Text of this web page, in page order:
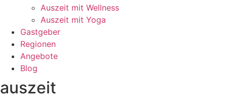
Auszeit mit Wellness
Auszeit mit Yoga
Gastgeber
Regionen
Angebote
Blog
auszeit